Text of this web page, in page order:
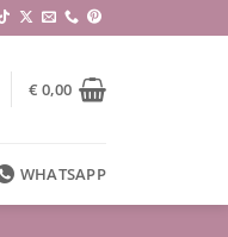
€ 0,00
WHATSAPP